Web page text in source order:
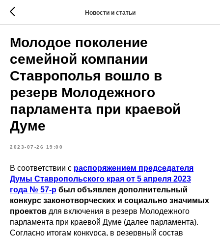
Новости и статьи
Молодое поколение
семейной компании
Ставрополья вошло в
резерв Молодежного
парламента при краевой
Думе
2023-07-26 19:00
В соответствии с распоряжением председателя
Думы Ставропольского края от 5 апреля 2023
года № 57-р был объявлен дополнительный
конкурс законотворческих и социально значимых
проектов для включения в резерв Молодежного
парламента при краевой Думе (далее парламента).
Согласно итогам конкурса, в резервный состав